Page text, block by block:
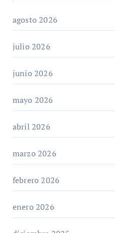
agosto 2026
julio 2026
junio 2026
mayo 2026
abril 2026
marzo 2026
febrero 2026
enero 2026